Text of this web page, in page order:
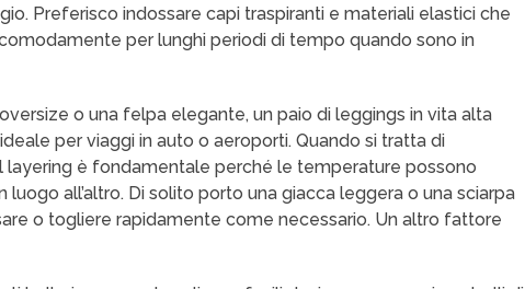
Preferisco indossare capi traspiranti e materiali elastici che
per lunghi periodi di tempo quando sono in
o una felpa elegante, un paio di leggings in vita alta
per viaggi in auto o aeroporti. Quando si tratta di
layering è fondamentale perché le temperature possono
all’altro. Di solito porto una giacca leggera o una sciarpa
o togliere rapidamente come necessario. Un altro fattore